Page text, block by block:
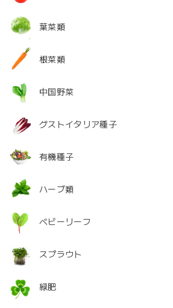
葉菜類
根菜類
中国野菜
グストイタリア種子
有機種子
ハーブ類
ベビーリーフ
スプラウト
緑肥